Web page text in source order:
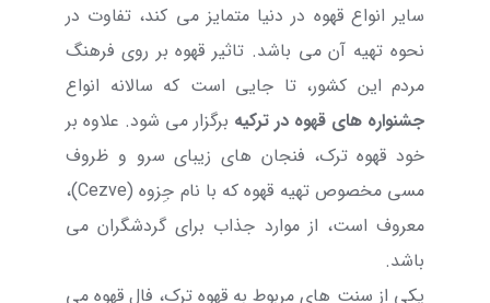
سایر انواع قهوه در دنیا متمایز می کند، تفاوت در
نحوه تهیه آن می باشد. تاثیر قهوه بر روی فرهنگ
مردم این کشور، تا جایی است که سالانه انواع
جشنواره های قهوه در ترکیه برگزار می شود. علاوه بر
خود قهوه ترک، فنجان های زیبای سرو و ظروف
مسی مخصوص تهیه قهوه که با نام جِزوه (Cezve)،
معروف است، از موارد جذاب برای گردشگران می
باشد.
یکی از سنت های مربوط به قهوه ترک، فال قهوه می